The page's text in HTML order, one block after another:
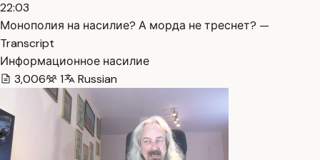
22:03
Монополия на насилие? А морда не треснет? —
Transcript
Информационное насилие
3,006
1 Russian